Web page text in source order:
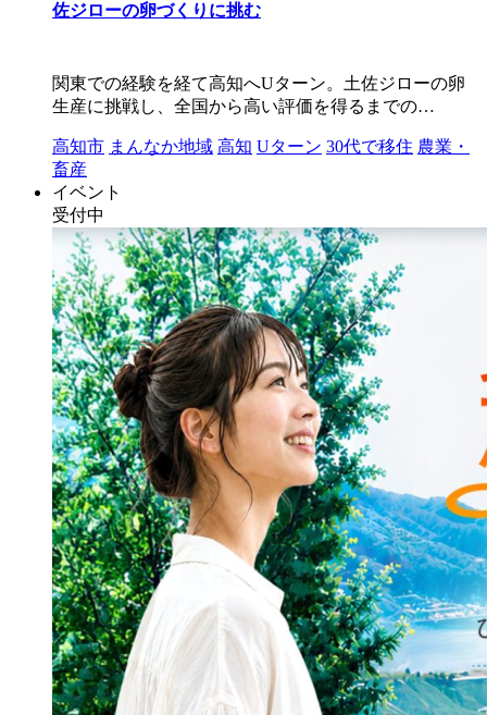
佐ジローの卵づくりに挑む
関東での経験を経て高知へUターン。土佐ジローの卵
生産に挑戦し、全国から高い評価を得るまでの…
高知市 まんなか地域 高知 Uターン 30代で移住 農業・
畜産
イベント
受付中